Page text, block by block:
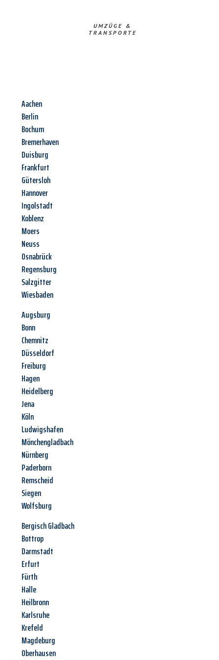
UMZÜGE &
TRANSPORTE
Aachen
Berlin
Bochum
Bremerhaven
Duisburg
Frankfurt
Gütersloh
Hannover
Ingolstadt
Koblenz
Moers
Neuss
Osnabrück
Regensburg
Salzgitter
Wiesbaden
Augsburg
Bonn
Chemnitz
Düsseldorf
Freiburg
Hagen
Heidelberg
Jena
Köln
Ludwigshafen
Mönchengladbach
Nürnberg
Paderborn
Remscheid
Siegen
Wolfsburg
Bergisch Gladbach
Bottrop
Darmstadt
Erfurt
Fürth
Halle
Heilbronn
Karlsruhe
Krefeld
Magdeburg
Oberhausen